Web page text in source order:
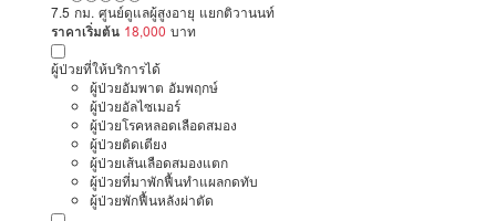
7.5 กม. ศูนย์ดูแลผู้สูงอายุ แยกติวานนท์
ราคาเริ่มต้น 18,000 บาท
ผู้ป่วยที่ให้บริการได้
ผู้ป่วยอัมพาต อัมพฤกษ์
ผู้ป่วยอัลไซเมอร์
ผู้ป่วยโรคหลอดเลือดสมอง
ผู้ป่วยติดเตียง
ผู้ป่วยเส้นเลือดสมองแตก
ผู้ป่วยที่มาพักฟื้นทำแผลกดทับ
ผู้ป่วยพักฟื้นหลังผ่าตัด